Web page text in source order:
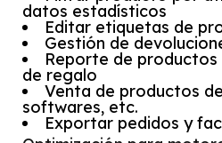
datos estadísticos
Editar etiquetas de
Gestión de
Reporte de
de regalo
Venta de productos
softwares, etc.
Exportar pedidos y